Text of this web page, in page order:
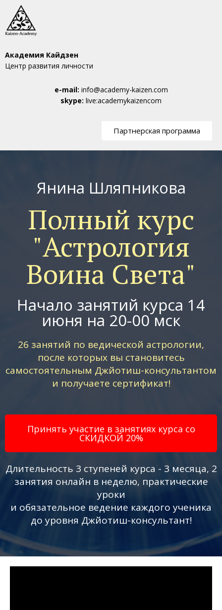
Академия Кайдзен
Центр развития личности
e-mail: info@academy-kaizen.com
skype: live:academykaizencom
Партнерская программа
Янина Шляпникова
Полный курс
"Астрология
Воина Света"
Начало занятий курса 14
июня на 20-00 мск
26 занятий по ведической астрологии,
после которых вы становитесь
самостоятельным Джйотиш-консультантом
и получаете сертификат!
Принять участие в занятиях курса со
СКИДКОЙ 20%
Длительность 3 ступеней курса - 3 месяца, 2
занятия онлайн в неделю, практические
уроки
и обязательное ведение каждого ученика
до уровня Джйотиш-консультант!